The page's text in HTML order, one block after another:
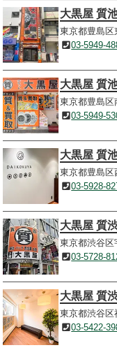
大黒屋 質
東京都豊島区
03-5949-
大黒屋 質
東京都豊島区
03-5949-
大黒屋 質
東京都豊島区
03-5928-
大黒屋 質
東京都渋谷区
03-5728-
大黒屋 質
東京都渋谷区
03-5422-